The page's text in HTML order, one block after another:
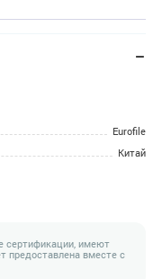
Eurofile
Китай
сертификации, имеют
предоставлена вместе с